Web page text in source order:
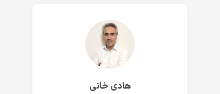
هادی خانی